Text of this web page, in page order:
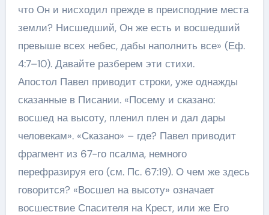
что Он и нисходил прежде в преисподние места
земли? Нисшедший, Он же есть и восшедший
превыше всех небес, дабы наполнить все» (Еф.
4:7–10). Давайте разберем эти стихи.
Апостол Павел приводит строки, уже однажды
сказанные в Писании. «Посему и сказано:
восшед на высоту, пленил плен и дал дары
человекам». «Сказано» – где? Павел приводит
фрагмент из 67-го псалма, немного
перефразируя его (см. Пс. 67:19). О чем же здесь
говорится? «Восшел на высоту» означает
восшествие Спасителя на Крест, или же Его